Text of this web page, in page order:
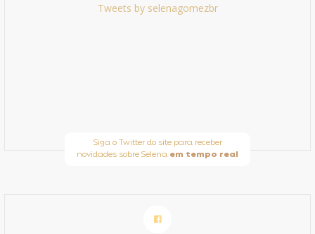
Tweets by selenagomezbr
Siga o Twitter do site para receber
novidades sobre Selena em tempo real